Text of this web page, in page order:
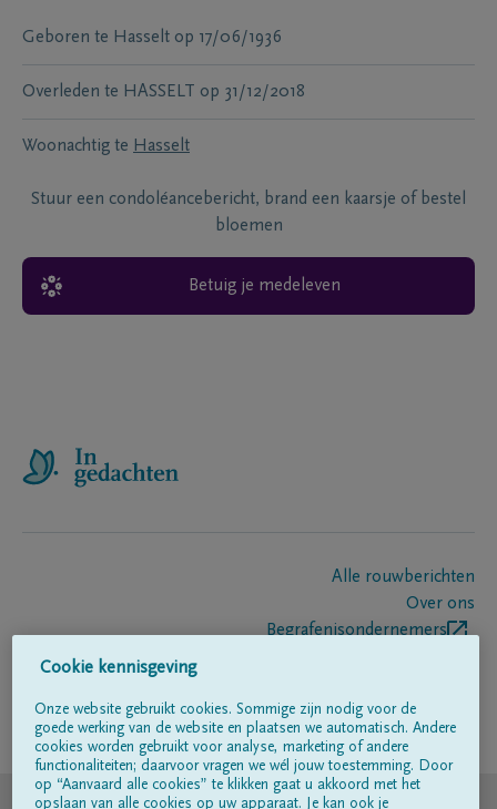
Geboren te Hasselt op 17/06/1936
Overleden te HASSELT op 31/12/2018
Woonachtig te Hasselt
Stuur een condoléancebericht, brand een kaarsje of bestel
bloemen
Betuig je medeleven
Alle rouwberichten
Over ons
Begrafenisondernemers
Volg ons op
© DELA
Cookie kennisgeving
Onze website gebruikt cookies. Sommige zijn nodig voor de
goede werking van de website en plaatsen we automatisch. Andere
cookies worden gebruikt voor analyse, marketing of andere
functionaliteiten; daarvoor vragen we wél jouw toestemming. Door
op “Aanvaard alle cookies” te klikken gaat u akkoord met het
opslaan van alle cookies op uw apparaat. Je kan ook je